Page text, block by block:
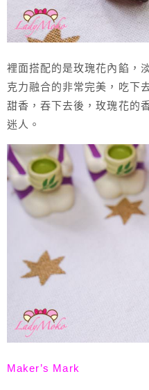
裡面搭配的是玫瑰花內餡，
克力融合的非常完美，吃下
甜香，吞下去後，玫瑰花的
迷人。
Maker’s Mark